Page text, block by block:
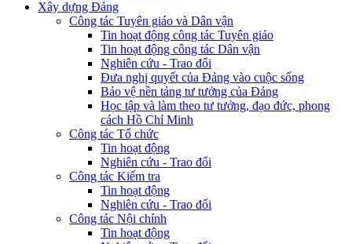
Xây dựng Đảng
Công tác Tuyên giáo và Dân vận
Tin hoạt động công tác Tuyên giáo
Tin hoạt động công tác Dân vận
Nghiên cứu - Trao đổi
Đưa nghị quyết của Đảng vào cuộc sống
Bảo vệ nền tảng tư tưởng của Đảng
Học tập và làm theo tư tưởng, đạo đức, phong
cách Hồ Chí Minh
Công tác Tổ chức
Tin hoạt động
Nghiên cứu - Trao đổi
Công tác Kiểm tra
Tin hoạt động
Nghiên cứu - Trao đổi
Công tác Nội chính
Tin hoạt động